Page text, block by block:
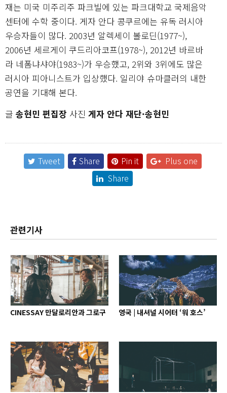
재는 미국 미주리주 파크빌에 있는 파크대학교 국제음악
센터에 수학 중이다. 게자 안다 콩쿠르에는 유독 러시아
우승자들이 많다. 2003년 알렉세이 볼로딘(1977~),
2006년 세르게이 쿠드리아코프(1978~), 2012년 바르바
라 네폼냐샤야(1983~)가 우승했고, 2위와 3위에도 많은
러시아 피아니스트가 입상했다. 일리야 슈마클러의 내한
공연을 기대해 본다.
글 송현민 편집장 사진 게자 안다 재단·송현민
Tweet Share Pin it
Plus one
Share
관련기사
CINESSAY 만달로리안과 그로구 영국 | 내셔널 시어터 ‘워 호스’